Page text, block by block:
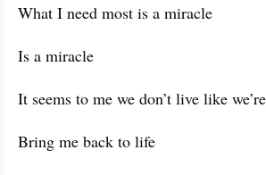
What I need most is a miracle
Is a miracle
It seems to me we don’t live like
Bring me back to life